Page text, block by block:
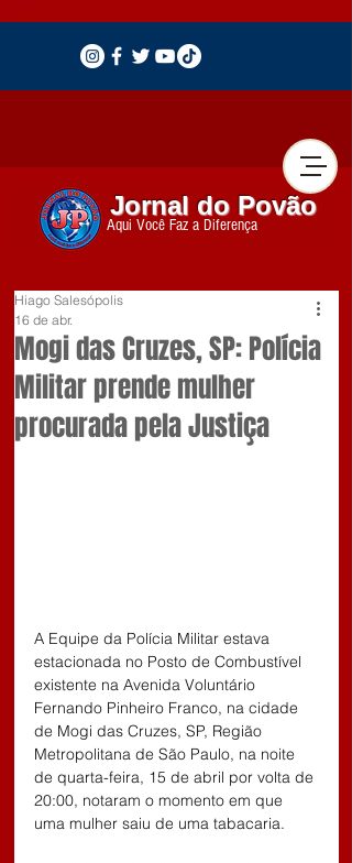
Jornal do Povão
Aqui Você Faz a Diferença
Mogi das Cruzes, SP: Polícia
Militar prende mulher
procurada pela Justiça
Hiago Salesópolis
16 de abr.
A Equipe da Polícia Militar estava
estacionada no Posto de Combustível
existente na Avenida Voluntário
Fernando Pinheiro Franco, na cidade
de Mogi das Cruzes, SP, Região
Metropolitana de São Paulo, na noite
de quarta-feira, 15 de abril por volta de
20:00, notaram o momento em que
uma mulher saiu de uma tabacaria.